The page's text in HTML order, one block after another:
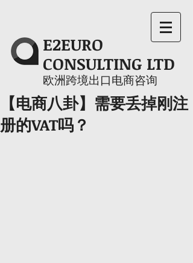
E2EURO
CONSULTING LTD
​欧洲跨境出口电商咨询
【电商八卦】需要丢掉刚注
册的VAT吗？